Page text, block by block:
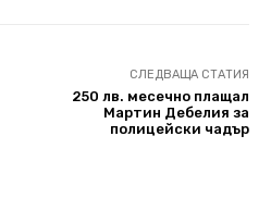
СЛЕДВАЩА СТАТИЯ
250 лв. месечно плащал
Мартин Дебелия за
полицейски чадър